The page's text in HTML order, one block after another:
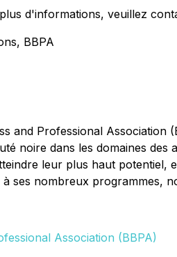
d'informations, veuillez
BBPA
and Professional
noire dans les domaines des
leur plus haut
ses nombreux programmes,
Association (BBPA)